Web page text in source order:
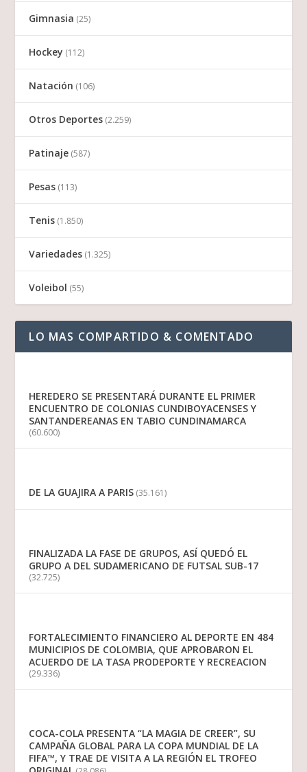
Gimnasia (25)
Hockey (112)
Natación (106)
Otros Deportes (2.259)
Patinaje (587)
Pesas (113)
Tenis (1.850)
Variedades (1.325)
Voleibol (55)
LO MAS COMPARTIDO & COMENTADO
HEREDERO SE PRESENTARÁ DURANTE EL PRIMER
ENCUENTRO DE COLONIAS CUNDIBOYACENSES Y
SANTANDEREANAS EN TABIO CUNDINAMARCA
(60.600)
DE LA GUAJIRA A PARIS (35.161)
FINALIZADA LA FASE DE GRUPOS, ASÍ QUEDÓ EL
GRUPO A DEL SUDAMERICANO DE FUTSAL SUB-17
(32.725)
FORTALECIMIENTO FINANCIERO AL DEPORTE EN 484
MUNICIPIOS DE COLOMBIA, QUE APROBARON EL
ACUERDO DE LA TASA PRODEPORTE Y RECREACION
(29.336)
COCA-COLA PRESENTA “LA MAGIA DE CREER”, SU
CAMPAÑA GLOBAL PARA LA COPA MUNDIAL DE LA
FIFA™, Y TRAE DE VISITA A LA REGIÓN EL TROFEO